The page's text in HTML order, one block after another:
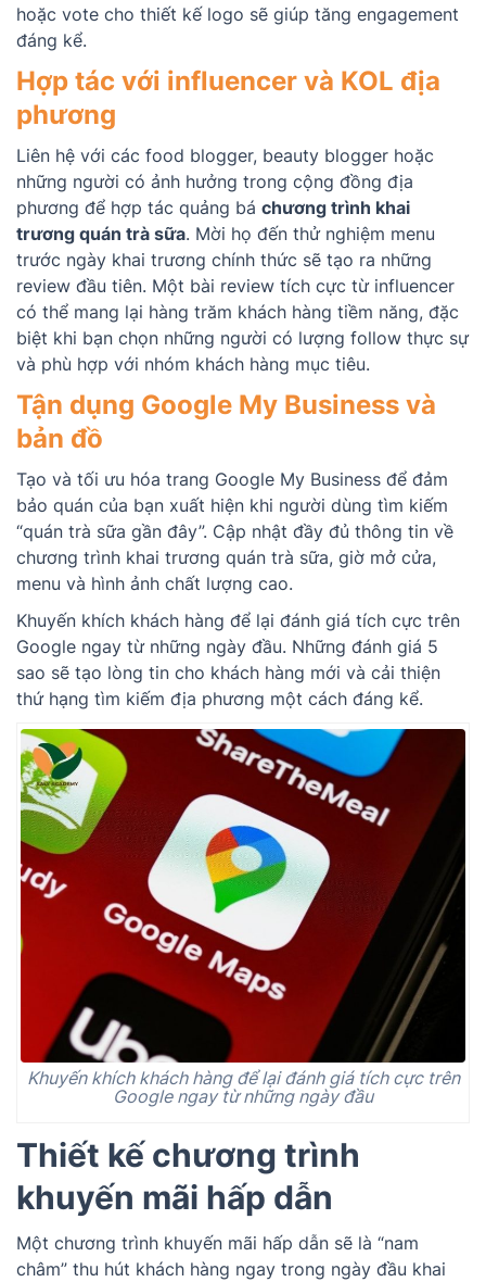
hoặc vote cho thiết kế logo sẽ giúp tăng engagement
đáng kể.
Hợp tác với influencer và KOL địa
phương
Liên hệ với các food blogger, beauty blogger hoặc
những người có ảnh hưởng trong cộng đồng địa
phương để hợp tác quảng bá chương trình khai
trương quán trà sữa. Mời họ đến thử nghiệm menu
trước ngày khai trương chính thức sẽ tạo ra những
review đầu tiên. Một bài review tích cực từ influencer
có thể mang lại hàng trăm khách hàng tiềm năng, đặc
biệt khi bạn chọn những người có lượng follow thực sự
và phù hợp với nhóm khách hàng mục tiêu.
Tận dụng Google My Business và
bản đồ
Tạo và tối ưu hóa trang Google My Business để đảm
bảo quán của bạn xuất hiện khi người dùng tìm kiếm
“quán trà sữa gần đây”. Cập nhật đầy đủ thông tin về
chương trình khai trương quán trà sữa, giờ mở cửa,
menu và hình ảnh chất lượng cao.
Khuyến khích khách hàng để lại đánh giá tích cực trên
Google ngay từ những ngày đầu. Những đánh giá 5
sao sẽ tạo lòng tin cho khách hàng mới và cải thiện
thứ hạng tìm kiếm địa phương một cách đáng kể.
Khuyến khích khách hàng để lại đánh giá tích cực trên
Google ngay từ những ngày đầu
Thiết kế chương trình
khuyến mãi hấp dẫn
Một chương trình khuyến mãi hấp dẫn sẽ là “nam
châm” thu hút khách hàng ngay trong ngày đầu khai